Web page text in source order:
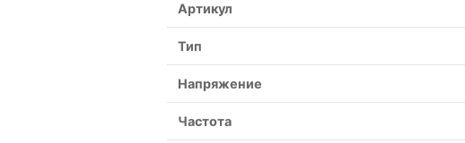
Артикул
Тип
Напряжение
Частота